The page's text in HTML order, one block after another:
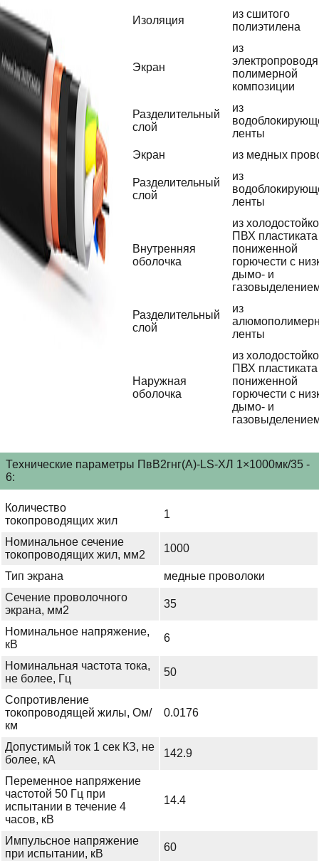
Изоляция
из сшитого
полиэтилена
Экран
из
полимерной
композиции
Разделительный
слой
из
ленты
Экран
из медных
Разделительный
слой
из
ленты
Внутренняя
оболочка
из
ПВХ пластиката
пониженной
горючести с
дымо- и
Разделительный
слой
из
ленты
Наружная
оболочка
из
ПВХ пластиката
пониженной
горючести с
дымо- и
Технические параметры ПвВ2гнг(А)-LS-ХЛ 1×1000мк/35 -
6:
Количество
токопроводящих жил
1
Номинальное сечение
токопроводящих жил, мм2
1000
Тип экрана
медные проволоки
Сечение проволочного
экрана, мм2
35
Номинальное напряжение,
кВ
6
Номинальная частота тока,
не более, Гц
50
Сопротивление
токопроводящей жилы, Ом/
км
0.0176
Допустимый ток 1 сек КЗ, не
более, кА
142.9
Переменное напряжение
частотой 50 Гц при
испытании в течение 4
часов, кВ
14.4
Импульсное напряжение
при испытании, кВ
60